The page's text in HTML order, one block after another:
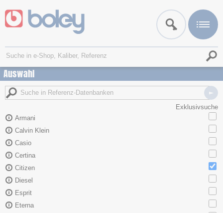
Auswahl
Exklusivsuche
Armani
Calvin Klein
Casio
Certina
Citizen
Diesel
Esprit
Eterna